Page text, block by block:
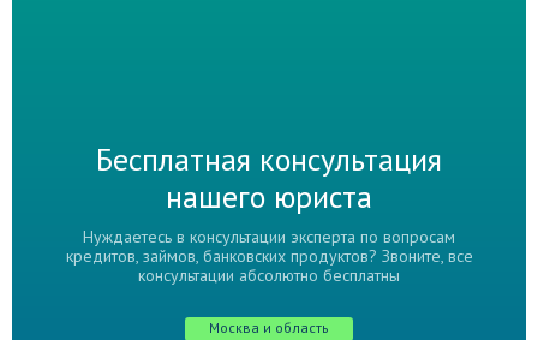
Бесплатная консультация
нашего юриста
Нуждаетесь в консультации эксперта по вопросам
кредитов, займов, банковских продуктов? Звоните, все
консультации абсолютно бесплатны
Москва и область